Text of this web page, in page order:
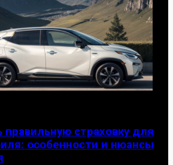
правильную страховку для
особенности и нюансы